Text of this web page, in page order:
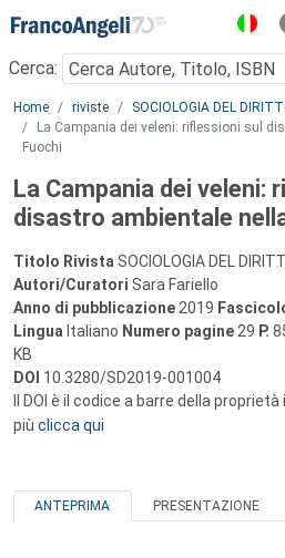
Menu
Cerca:
Main content
Home riviste SOCIOLOGIA DEL
La Campania dei veleni: riflessioni sul
Fuochi
La Campania dei veleni:
disastro ambientale
Titolo Rivista SOCIOLOGIA DEL
Autori/Curatori Sara Fariello
Anno di pubblicazione 2019
Lingua Italiano Numero pagine 29 P.
KB
DOI 10.3280/SD2019-001004
Il DOI è il codice a barre della
più clicca qui
ANTEPRIMA PRESENTAZIONE